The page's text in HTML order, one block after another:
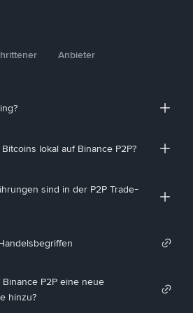
Anbieter
lokal auf Binance P2P?
sind in der P2P Trade-
P2P eine neue
hinzu?